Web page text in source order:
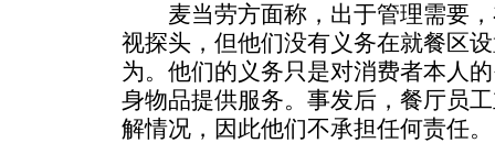
麦当劳方面称，出于管理需要，
视探头，但他们没有义务在就餐区
为。他们的义务只是对消费者本人
身物品提供服务。事发后，餐厅员
解情况，因此他们不承担任何责任。